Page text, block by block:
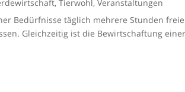
,Tierwohl,Veranstaltungen
Bedürfnisse täglich mehrere Stunden freie
Gleichzeitig ist die Bewirtschaftung